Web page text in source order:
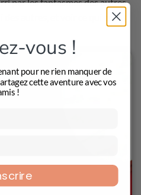
par les fantasmes des autres
autres, et voir ce qui en
vous !
pour ne rien manquer de
cette aventure avec vos
!